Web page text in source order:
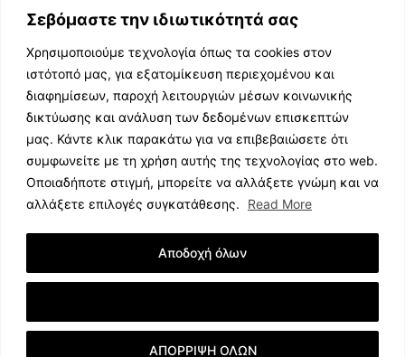
Σεβόμαστε την ιδιωτικότητά σας
Χρησιμοποιούμε τεχνολογία όπως τα cookies στον
ιστότοπό μας, για εξατομίκευση περιεχομένου και
διαφημίσεων, παροχή λειτουργιών μέσων κοινωνικής
δικτύωσης και ανάλυση των δεδομένων επισκεπτών
μας. Κάντε κλικ παρακάτω για να επιβεβαιώσετε ότι
συμφωνείτε με τη χρήση αυτής της τεχνολογίας στο web.
Οποιαδήποτε στιγμή, μπορείτε να αλλάξετε γνώμη και να
αλλάξετε επιλογές συγκατάθεσης.
Read More
ΑΠΟΡΡΙΨΗ ΟΛΩΝ
Αποδοχή όλων
ΕΛΛΗΝΙΚΗ ΜΟΥΣΙΚΗ
TV SHOWS
EVENTS
ΘΕΑΤΡΟ
ΔΙΑΓΩΝΙΣΜΟΙ
STOA CULTURA
ΣΥΝΕΝΤΕΥΞΕΙΣ
© 2023 music.net.cy, All Rights Reserved